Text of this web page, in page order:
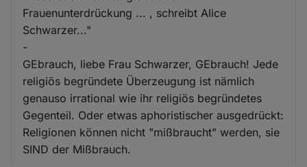
Frauenunterdrückung ... , schreibt Alice
Schwarzer..."
-
GEbrauch, liebe Frau Schwarzer, GEbrauch! Jede
religiös begründete Überzeugung ist nämlich
genauso irrational wie ihr religiös begründetes
Gegenteil. Oder etwas aphoristischer ausgedrückt:
Religionen können nicht "mißbraucht" werden, sie
SIND der Mißbrauch.